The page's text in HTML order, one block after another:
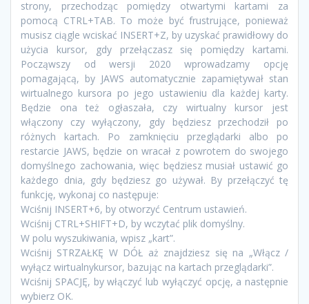
strony, przechodząc pomiędzy otwartymi kartami za
pomocą CTRL+TAB. To może być frustrujące, ponieważ
musisz ciągle wciskać INSERT+Z, by uzyskać prawidłowy do
użycia kursor, gdy przełączasz się pomiędzy kartami.
Począwszy od wersji 2020 wprowadzamy opcję
pomagającą, by JAWS automatycznie zapamiętywał stan
wirtualnego kursora po jego ustawieniu dla każdej karty.
Będzie ona też ogłaszała, czy wirtualny kursor jest
włączony czy wyłączony, gdy będziesz przechodził po
różnych kartach. Po zamknięciu przeglądarki albo po
restarcie JAWS, będzie on wracał z powrotem do swojego
domyślnego zachowania, więc będziesz musiał ustawić go
każdego dnia, gdy będziesz go używał. By przełączyć tę
funkcję, wykonaj co następuje:
Wciśnij INSERT+6, by otworzyć Centrum ustawień.
Wciśnij CTRL+SHIFT+D, by wczytać plik domyślny.
W polu wyszukiwania, wpisz „kart”.
Wciśnij STRZAŁKĘ W DÓŁ aż znajdziesz się na „Włącz /
wyłącz wirtualnykursor, bazując na kartach przeglądarki”.
Wciśnij SPACJĘ, by włączyć lub wyłączyć opcję, a następnie
wybierz OK.